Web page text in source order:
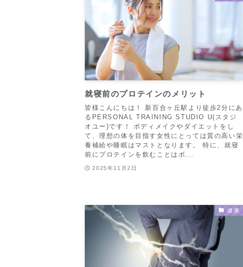
就寝前のプロテインのメリット
皆様こんにちは！ 新百合ヶ丘駅より徒歩2分にあ
るPERSONAL TRAINING STUDIO U(スタジ
オユー)です！ ボディメイクやダイエットをし
て、理想の体を目指す女性にとっては質の高い栄
養補給や睡眠はマストとなります。 特に、就寝
前にプロテインを飲むことはボ...
2025年11月2日
健康